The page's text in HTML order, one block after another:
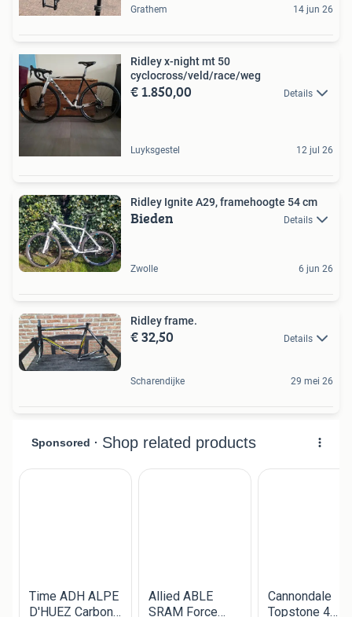
Grathem 14 jun 26
Ridley x-night mt 50
cyclocross/veld/race/weg
€ 1.850,00 Details
Luyksgestel 12 jul 26
Ridley Ignite A29, framehoogte 54 cm
Bieden Details
Zwolle 6 jun 26
Ridley frame.
€ 32,50 Details
Scharendijke 29 mei 26